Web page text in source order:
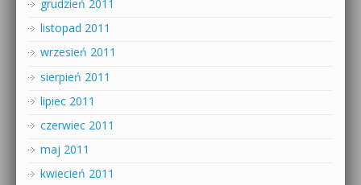
grudzień 2011
listopad 2011
wrzesień 2011
sierpień 2011
lipiec 2011
czerwiec 2011
maj 2011
kwiecień 2011